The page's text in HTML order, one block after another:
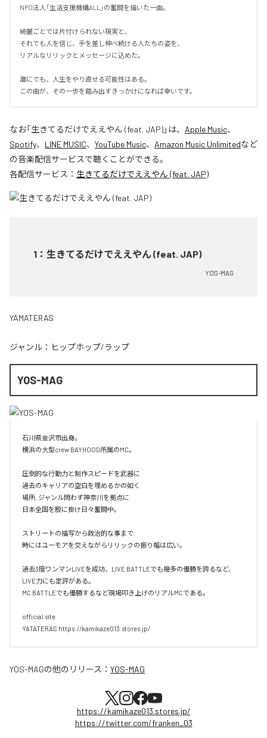
NPO法人「生活支援機構ALL」の奮闘を描いた一曲。
綺麗ごとでは片付けられない現実と、
それでも人を信じ、手を差し伸べ続ける人たちの姿を、
リアルなリリックとメッセージに込めた。
誰にでも、人生をやり直せる可能性はある。
この曲が、その一歩を踏み出すきっかけになれば幸いです。
なお「生きてるだけでええやん (feat. JAP)」は、 Apple Music、
Spotify、 LINE MUSIC、 YouTube Music、 Amazon Music Unlimitedなど
の音楽配信サービスで聴くことができる。
各配信サービス： 生きてるだけでええやん (feat. JAP)
1 ： 生きてるだけでええやん (feat. JAP)
YOS-MAG
YAMATERAS
ジャンル： ヒップホップ/ラップ
YOS-MAG
石川県金沢市出身。
横浜の大型crew BAYHOOD所属のMC。
圧倒的な行動力と制作スピードを武器に
過去のキャリアの空白を埋めるかの如く
場所, ジャンル問わず神奈川を拠点に
日本全国を股に掛け日々奮闘中。
ストリートの描写から政治的な事まで.
時にはユーモアを交えながらリリックの振り幅は広い。
過去3度ワンマンLIVEを成功、LIVE BATTLEでも幾多の優勝を誇るなど、
LIVE力にも定評がある。
MC BATTLEでも優勝するなど現場叩き上げのリアルMCである。
official site
YATATERAS https://kamikaze013.stores.jp/
YOS-MAGの他のリリース： YOS-MAG
https://kamikaze013.stores.jp/
https://twitter.com/franken_03